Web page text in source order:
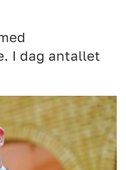
I dag antallet